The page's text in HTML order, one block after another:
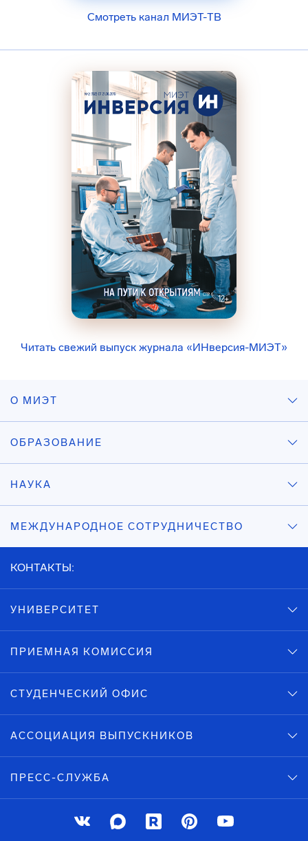
Смотреть канал МИЭТ-ТВ
Читать свежий выпуск журнала «ИНверсия-МИЭТ»
О МИЭТ
ОБРАЗОВАНИЕ
НАУКА
МЕЖДУНАРОДНОЕ СОТРУДНИЧЕСТВО
КОНТАКТЫ:
УНИВЕРСИТЕТ
ПРИЕМНАЯ КОМИССИЯ
СТУДЕНЧЕСКИЙ ОФИС
АССОЦИАЦИЯ ВЫПУСКНИКОВ
ПРЕСС-СЛУЖБА